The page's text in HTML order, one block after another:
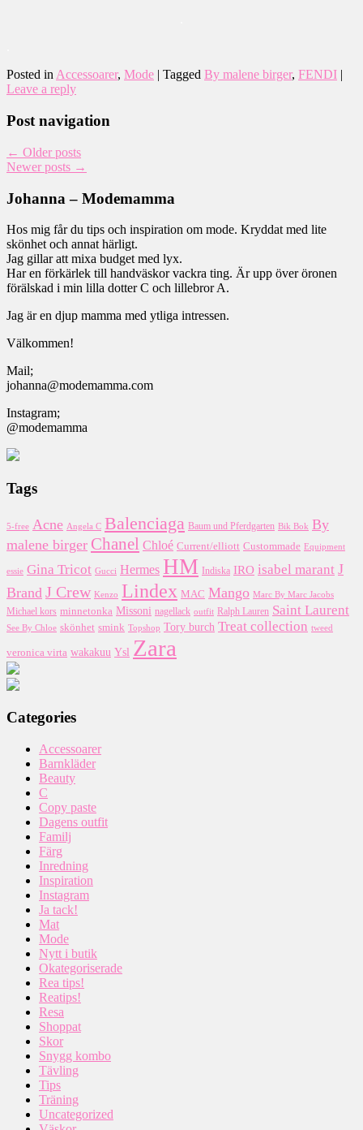
Posted in Accessoarer, Mode | Tagged By malene birger, FENDI |
Leave a reply
Post navigation
← Older posts
Newer posts →
Johanna – Modemamma
Hos mig får du tips och inspiration om mode. Kryddat med lite
skönhet och annat härligt.
Jag gillar att mixa budget med lyx.
Har en förkärlek till handväskor vackra ting. Är upp över öronen
förälskad i min lilla dotter C och lillebror A.
Jag är en djup mamma med ytliga intressen.
Välkommen!
Mail;
johanna@modemamma.com
Instagram;
@modemamma
Tags
5-free Acne Angela C Balenciaga Baum und Pferdgarten Bik Bok By
malene birger Chanel Chloé Current/elliott Custommade Equipment
essie Gina Tricot Gucci Hermes HM Indiska IRO isabel marant J
Brand J Crew Kenzo Lindex MAC Mango Marc By Marc Jacobs
Michael kors minnetonka Missoni nagellack outfit Ralph Lauren Saint Laurent
See By Chloe skönhet smink Topshop Tory burch Treat collection tweed
veronica virta wakakuu Ysl Zara
Categories
Accessoarer
Barnkläder
Beauty
C
Copy paste
Dagens outfit
Familj
Färg
Inredning
Inspiration
Instagram
Ja tack!
Mat
Mode
Nytt i butik
Okategoriserade
Rea tips!
Reatips!
Resa
Shoppat
Skor
Snygg kombo
Tävling
Tips
Träning
Uncategorized